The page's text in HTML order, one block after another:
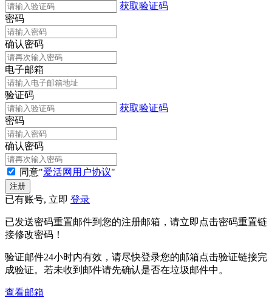
获取验证码
密码
确认密码
电子邮箱
验证码
获取验证码
密码
确认密码
同意"爱活网用户协议"
已有账号, 立即 登录
已发送密码重置邮件到您的注册邮箱，请立即点击密码重置链
接修改密码！
验证邮件24小时内有效，请尽快登录您的邮箱点击验证链接完
成验证。若未收到邮件请先确认是否在垃圾邮件中。
查看邮箱